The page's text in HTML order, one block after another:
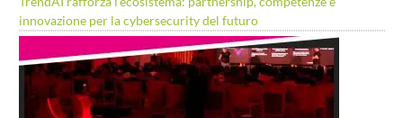
innovazione per la cybersecurity del futuro